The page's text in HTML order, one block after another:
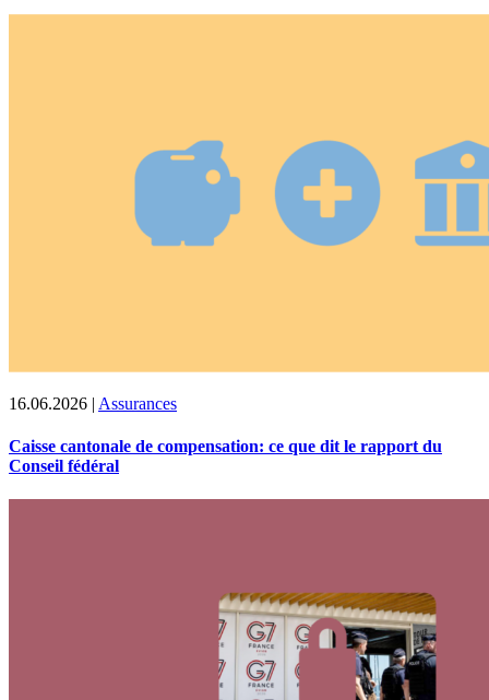
16.06.2026 | Assurances
Caisse cantonale de compensation: ce que dit le rapport du
Conseil fédéral